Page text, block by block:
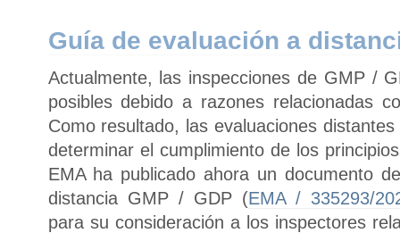
Guía de evaluación a
Actualmente, las inspecciones de GMP /
posibles debido a razones relacionadas
Como resultado, las evaluaciones
determinar el cumplimiento de los
EMA ha publicado ahora un documento
distancia GMP / GDP (EMA / 335293/
para su consideración a los inspectores